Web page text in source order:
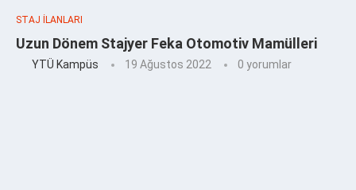
STAJ İLANLARI
Uzun Dönem Stajyer Feka Otomotiv Mamülleri
YTÜ Kampüs 19 Ağustos 2022 0 yorumlar